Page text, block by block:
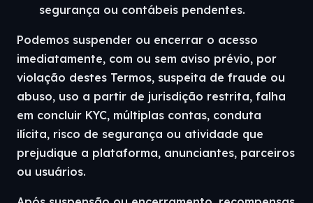
segurança ou contábeis pendentes.
Podemos suspender ou encerrar o acesso
imediatamente, com ou sem aviso prévio, por
violação destes Termos, suspeita de fraude ou
abuso, uso a partir de jurisdição restrita, falha
em concluir KYC, múltiplas contas, conduta
ilícita, risco de segurança ou atividade que
prejudique a plataforma, anunciantes, parceiros
ou usuários.